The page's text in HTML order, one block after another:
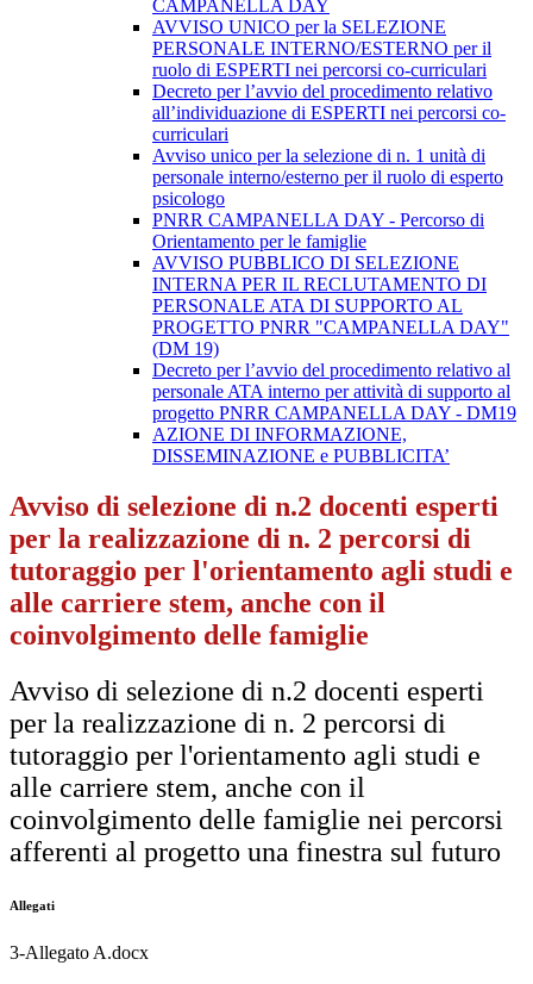
CAMPANELLA DAY
AVVISO UNICO per la SELEZIONE
PERSONALE INTERNO/ESTERNO per il
ruolo di ESPERTI nei percorsi co-curriculari
Decreto per l’avvio del procedimento relativo
all’individuazione di ESPERTI nei percorsi co-
curriculari
Avviso unico per la selezione di n. 1 unità di
personale interno/esterno per il ruolo di esperto
psicologo
PNRR CAMPANELLA DAY - Percorso di
Orientamento per le famiglie
AVVISO PUBBLICO DI SELEZIONE
INTERNA PER IL RECLUTAMENTO DI
PERSONALE ATA DI SUPPORTO AL
PROGETTO PNRR "CAMPANELLA DAY"
(DM 19)
Decreto per l’avvio del procedimento relativo al
personale ATA interno per attività di supporto al
progetto PNRR CAMPANELLA DAY - DM19
AZIONE DI INFORMAZIONE,
DISSEMINAZIONE e PUBBLICITA’
Avviso di selezione di n.2 docenti esperti
per la realizzazione di n. 2 percorsi di
tutoraggio per l'orientamento agli studi e
alle carriere stem, anche con il
coinvolgimento delle famiglie
Avviso di selezione di n.2 docenti esperti
per la realizzazione di n. 2 percorsi di
tutoraggio per l'orientamento agli studi e
alle carriere stem, anche con il
coinvolgimento delle famiglie nei percorsi
afferenti al progetto una finestra sul futuro
Allegati
3-Allegato A.docx